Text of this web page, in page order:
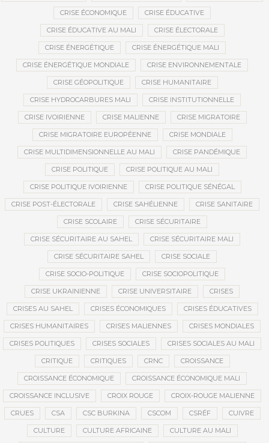
CRISE ÉCONOMIQUE CRISE ÉDUCATIVE
CRISE ÉDUCATIVE AU MALI CRISE ÉLECTORALE
CRISE ÉNERGÉTIQUE CRISE ÉNERGÉTIQUE MALI
CRISE ÉNERGÉTIQUE MONDIALE CRISE ENVIRONNEMENTALE
CRISE GÉOPOLITIQUE CRISE HUMANITAIRE
CRISE HYDROCARBURES MALI CRISE INSTITUTIONNELLE
CRISE IVOIRIENNE CRISE MALIENNE CRISE MIGRATOIRE
CRISE MIGRATOIRE EUROPÉENNE CRISE MONDIALE
CRISE MULTIDIMENSIONNELLE AU MALI CRISE PANDÉMIQUE
CRISE POLITIQUE CRISE POLITIQUE AU MALI
CRISE POLITIQUE IVOIRIENNE CRISE POLITIQUE SÉNÉGAL
CRISE POST-ÉLECTORALE CRISE SAHÉLIENNE CRISE SANITAIRE
CRISE SCOLAIRE CRISE SÉCURITAIRE
CRISE SÉCURITAIRE AU SAHEL CRISE SÉCURITAIRE MALI
CRISE SÉCURITAIRE SAHEL CRISE SOCIALE
CRISE SOCIO-POLITIQUE CRISE SOCIOPOLITIQUE
CRISE UKRAINIENNE CRISE UNIVERSITAIRE CRISES
CRISES AU SAHEL CRISES ÉCONOMIQUES CRISES ÉDUCATIVES
CRISES HUMANITAIRES CRISES MALIENNES CRISES MONDIALES
CRISES POLITIQUES CRISES SOCIALES CRISES SOCIALES AU MALI
CRITIQUE CRITIQUES CRNC CROISSANCE
CROISSANCE ÉCONOMIQUE CROISSANCE ÉCONOMIQUE MALI
CROISSANCE INCLUSIVE CROIX ROUGE CROIX-ROUGE MALIENNE
CRUES CSA CSC BURKINA CSCOM CSRÉF CUIVRE
CULTURE CULTURE AFRICAINE CULTURE AU MALI